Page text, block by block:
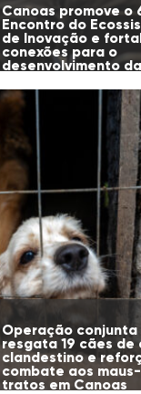
Canoas promove o
Encontro do
de Inovação e
conexões para o
desenvolvimento da
Operação conjunta
resgata 19 cães de
clandestino e
combate aos maus-
tratos em Canoas